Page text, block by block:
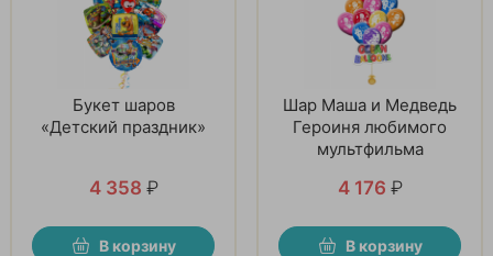
Букет шаров
«Детский праздник»
4 358 ₽
В корзину
Шар Маша и Медведь
Героиня любимого
мультфильма
4 176 ₽
В корзину